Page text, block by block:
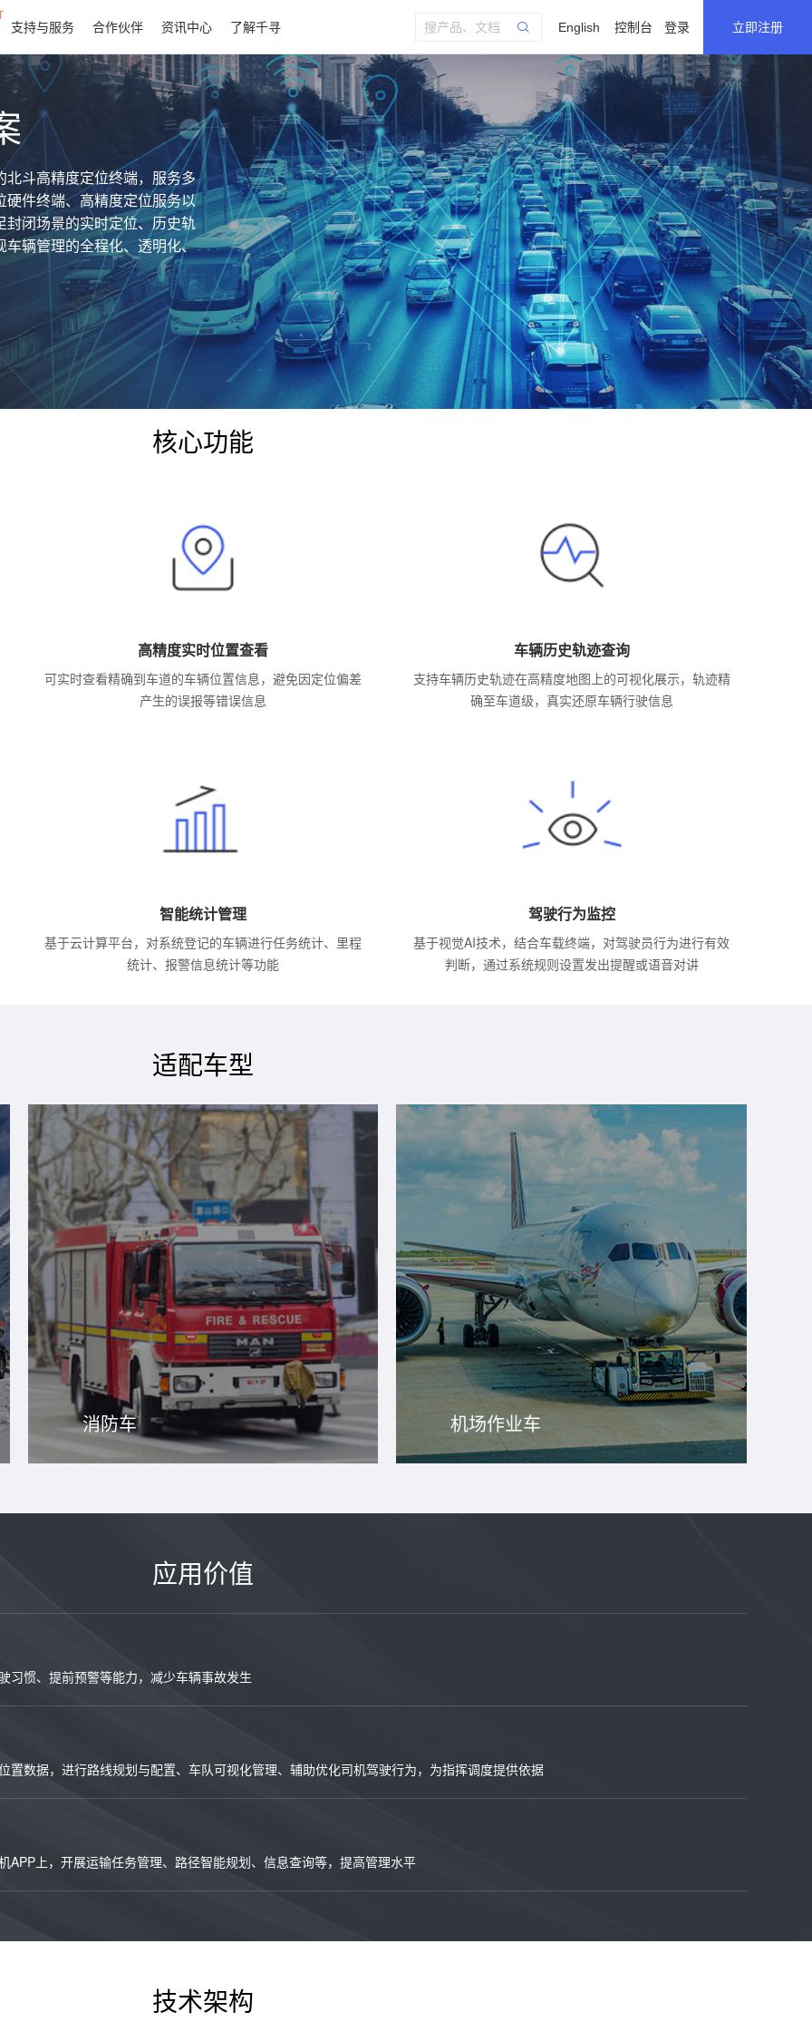
支持与服务 合作伙伴 资讯中心 了解千寻 English 控制台 登录 立即注册
斗高精度定位终端，服务多
件终端、高精度定位服务以
闭场景的实时定位、历史轨
辆管理的全程化、透明化、
核心功能
高精度实时位置查看
可实时查看精确到车道的车辆位置信息，避免因定位偏差
产生的误报等错误信息
车辆历史轨迹查询
支持车辆历史轨迹在高精度地图上的可视化展示，轨迹精
确至车道级，真实还原车辆行驶信息
智能统计管理
基于云计算平台，对系统登记的车辆进行任务统计、里程
统计、报警信息统计等功能
驾驶行为监控
基于视觉AI技术，结合车载终端，对驾驶员行为进行有效
判断，通过系统规则设置发出提醒或语音对讲
适配车型
消防车 机场作业车
应用价值
习惯、提前预警等能力，减少车辆事故发生
置数据，进行路线规划与配置、车队可视化管理、辅助优化司机驾驶行为，为指挥调度提供依据
APP上，开展运输任务管理、路径智能规划、信息查询等，提高管理水平
技术架构